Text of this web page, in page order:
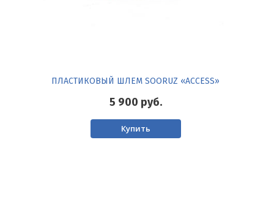
ПЛАСТИКОВЫЙ ШЛЕМ SOORUZ «ACСESS»
5 900 руб.
Купить